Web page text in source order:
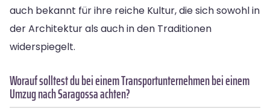
auch bekannt für ihre reiche Kultur, die sich sowohl in
der Architektur als auch in den Traditionen
widerspiegelt.
Worauf solltest du bei einem Transportunternehmen bei einem
Umzug nach Saragossa achten?